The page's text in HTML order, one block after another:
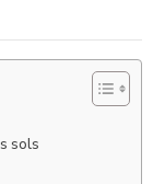
sols